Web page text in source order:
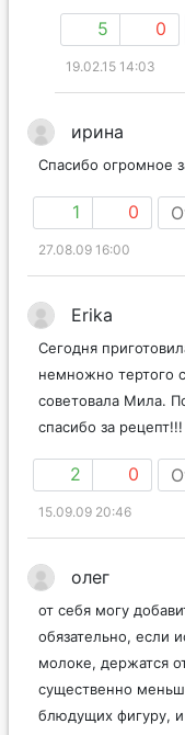
5 0
19.02.15 14:03
ирина
Спасибо огромное
1 0
27.08.09 16:00
Erika
Сегодня
немножно тертого
советовала Мила.
спасибо за рецепт!!!
2 0
15.09.09 20:46
олег
от себя могу
обязательно, если
молоке, держатся
существенно
блюдущих фигуру,